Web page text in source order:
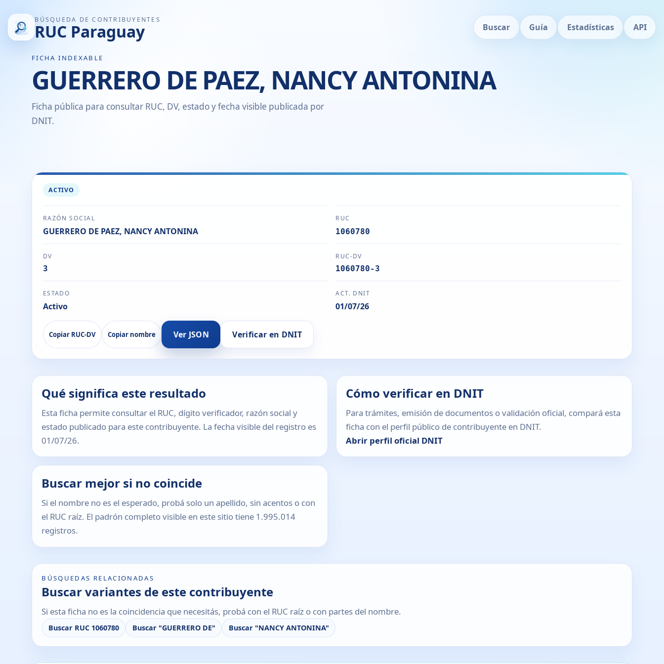
BÚSQUEDA DE CONTRIBUYENTES
RUC Paraguay Buscar Guía Estadísticas API
FICHA INDEXABLE
GUERRERO DE PAEZ, NANCY ANTONINA
Ficha pública para consultar RUC, DV, estado y fecha visible publicada por
DNIT.
ACTIVO
RAZÓN SOCIAL
GUERRERO DE PAEZ, NANCY ANTONINA
RUC
1060780
DV
3
RUC-DV
1060780-3
ESTADO
Activo
ACT. DNIT
01/07/26
Copiar RUC-DV Copiar nombre Ver JSON Verificar en DNIT
Qué significa este resultado
Esta ficha permite consultar el RUC, dígito verificador, razón social y
estado publicado para este contribuyente. La fecha visible del registro es
01/07/26.
Cómo verificar en DNIT
Para trámites, emisión de documentos o validación oficial, compará esta
ficha con el perfil público de contribuyente en DNIT.
Abrir perfil oficial DNIT
Buscar mejor si no coincide
Si el nombre no es el esperado, probá solo un apellido, sin acentos o con
el RUC raíz. El padrón completo visible en este sitio tiene 1.995.014
registros.
BÚSQUEDAS RELACIONADAS
Buscar variantes de este contribuyente
Si esta ficha no es la coincidencia que necesitás, probá con el RUC raíz o con partes del nombre.
Buscar RUC 1060780 Buscar "GUERRERO DE" Buscar "NANCY ANTONINA"